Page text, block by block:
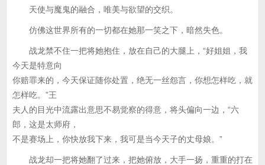
天使与魔鬼的融合，唯美与欲望的交织。
仿佛这世界所有的一切都在她那一笑之下，暗然失色。
战龙禁不住一把将她抱住，放在自己的大腿上，“好姐姐，我
今天是特意向
你赔罪来的，今天保证随你处置，绝无一丝怨言，你想怎样吃，就
怎样吃。”王
夫人的目光中流露出意思不易觉察的得意，将头偏向一边，“六
郎，这是太师府，
不是赛场上，你快放我下来，我可是当今天子的丈母娘。”
战龙却一把将她翻了过来，把她俯放，大手一扬，重重的打在